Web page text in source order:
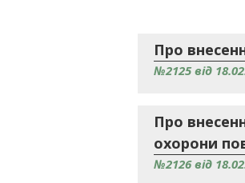
Про
№2125 від
Про
охорони
№2126 від